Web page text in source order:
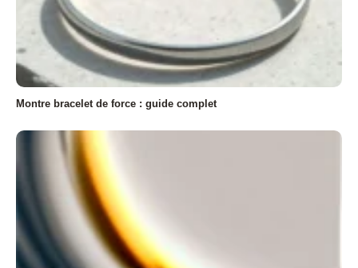
Montre bracelet de force : guide complet